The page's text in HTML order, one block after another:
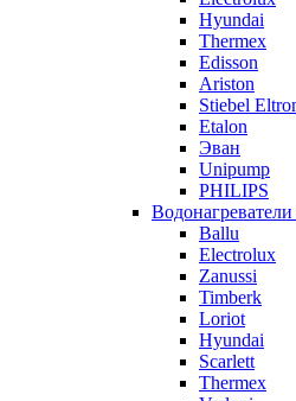
Hyundai
Thermex
Edisson
Ariston
Stiebel
Etalon
Эван
Unipump
PHILIPS
Ballu
Electrolux
Zanussi
Timberk
Loriot
Hyundai
Scarlett
Thermex